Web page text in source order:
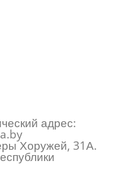
адрес:
Хоружей, 31А.